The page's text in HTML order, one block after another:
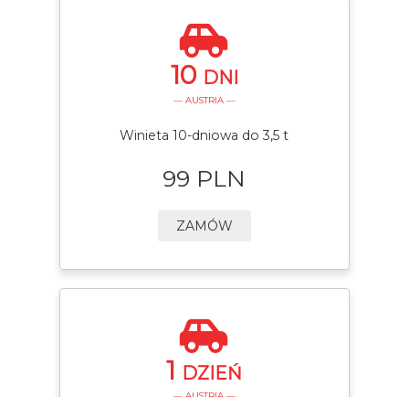
10 DNI
— AUSTRIA —
Winieta 10-dniowa do 3,5 t
99 PLN
ZAMÓW
1 DZIEŃ